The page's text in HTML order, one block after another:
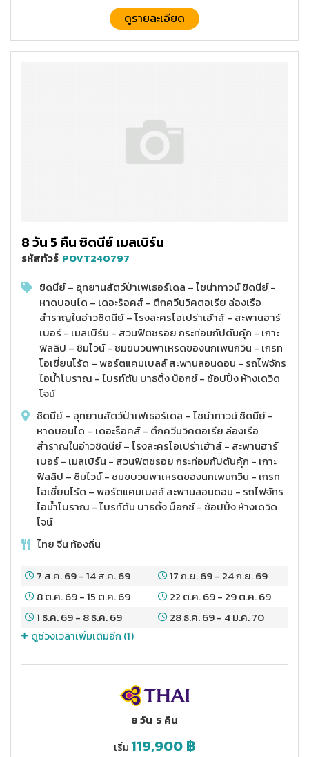
ดูรายละเอียด
8 วัน 5 คืน ซิดนีย์ เมลเบิร์น
รหัสทัวร์ POVT240797
ซิดนีย์ – อุทยานสัตว์ป่าเฟเธอร์เดล – ไชน่าทาวน์ ซิดนีย์ -
หาดบอนได – เดอะร็อคส์ - ตึกควีนวิคตอเรีย ล่องเรือ
สำราญในอ่าวซิดนีย์ – โรงละครโอเปร่าเฮ้าส์ - สะพานฮาร์
เบอร์ - เมลเบิร์น - สวนฟิตซรอย กระท่อมกัปตันคุ้ก - เกาะ
ฟิลลิป – ชิมไวน์ - ชมขบวนพาเหรดของนกเพนกวิน - เกรท
โอเชี่ยนโร้ด – พอร์ตแคมเบลล์ สะพานลอนดอน - รถไฟจักร
ไอน้ำโบราณ - ไบรท์ตัน บาธติ้ง บ็อกซ์ - ช้อปปิ้ง ห้างเดวิด
โจน์
ซิดนีย์ – อุทยานสัตว์ป่าเฟเธอร์เดล – ไชน่าทาวน์ ซิดนีย์ -
หาดบอนได – เดอะร็อคส์ - ตึกควีนวิคตอเรีย ล่องเรือ
สำราญในอ่าวซิดนีย์ – โรงละครโอเปร่าเฮ้าส์ - สะพานฮาร์
เบอร์ - เมลเบิร์น - สวนฟิตซรอย กระท่อมกัปตันคุ้ก - เกาะ
ฟิลลิป – ชิมไวน์ - ชมขบวนพาเหรดของนกเพนกวิน - เกรท
โอเชี่ยนโร้ด – พอร์ตแคมเบลล์ สะพานลอนดอน - รถไฟจักร
ไอน้ำโบราณ - ไบรท์ตัน บาธติ้ง บ็อกซ์ - ช้อปปิ้ง ห้างเดวิด
โจน์
ไทย จีน ท้องถิ่น
7 ส.ค. 69-14 ส.ค. 69 17 ก.ย. 69- 24 ก.ย. 69
8 ต.ค. 69-15 ต.ค. 69 22 ต.ค. 69- 29 ต.ค. 69
1 ธ.ค. 69- 8 ธ.ค. 69 28 ธ.ค. 69- 4 ม.ค. 70
ดูช่วงเวลาเพิ่มเติมอีก (1)
8 วัน 5 คืน
เริ่ม 119,900฿